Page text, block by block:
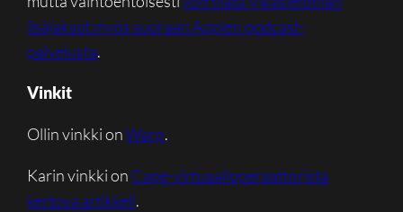
lisäjaksot myös suoraan Applen podcast-
palvelusta.
Vinkit
Ollin vinkki onWarp.
Karin vinkki on Cape-virtuaalioperaattorista
kertova artikkeli.